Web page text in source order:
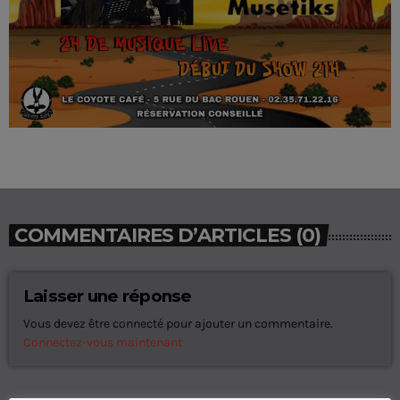
COMMENTAIRES D’ARTICLES (0)
Laisser une réponse
Vous devez être connecté pour ajouter un commentaire.
Connectez-vous maintenant